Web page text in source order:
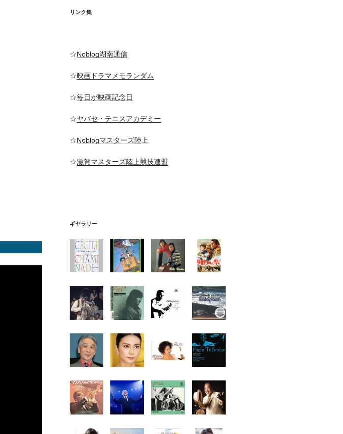
リンク集
☆Noblog湖南通信
☆映画ドラマメモランダム
☆毎日が映画記念日
☆ヤバセ・テニスアカデミー
☆Noblogマスターズ陸上
☆滋賀マスターズ陸上競技連盟
ギヤラリー